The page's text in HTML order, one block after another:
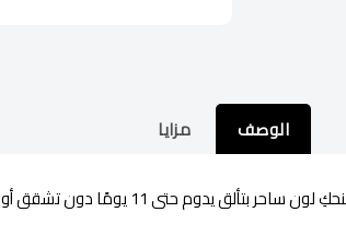
الوصف مزايا
ساحر بتألق يدوم حتى 11 يومًا دون تشقق أو تقشير!